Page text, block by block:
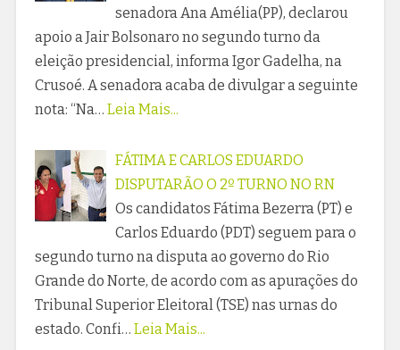
senadora Ana Amélia(PP), declarou
apoio a Jair Bolsonaro no segundo turno da
eleição presidencial, informa Igor Gadelha, na
Crusoé. A senadora acaba de divulgar a seguinte
nota: “Na… Leia Mais...
FÁTIMA E CARLOS EDUARDO
DISPUTARÃO O 2º TURNO NO RN
Os candidatos Fátima Bezerra (PT) e
Carlos Eduardo (PDT) seguem para o
segundo turno na disputa ao governo do Rio
Grande do Norte, de acordo com as apurações do
Tribunal Superior Eleitoral (TSE) nas urnas do
estado. Confi… Leia Mais...